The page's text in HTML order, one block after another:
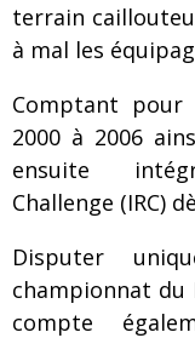
terrain
à mal les
Comptant pour
2000 à 2006
ensuite
Challenge (IRC)
Disputer
championnat du
compte